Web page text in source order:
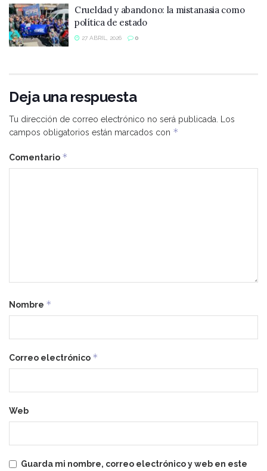
Crueldad y abandono: la mistanasia como
política de estado
27 ABRIL, 2026 0
Deja una respuesta
Tu dirección de correo electrónico no será publicada.
Los
campos obligatorios están marcados con *
Comentario *
Nombre *
Correo electrónico *
Web
Guarda mi nombre, correo electrónico y web en este